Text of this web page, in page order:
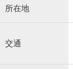
所在地
交通